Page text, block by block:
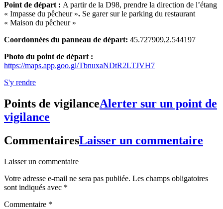
Point de départ : A partir de la D98, prendre la direction de l’étang
« Impasse du pêcheur ». Se garer sur le parking du restaurant
« Maison du pêcheur »
Coordonnées du panneau de départ: 45.727909,2.544197
Photo du point de départ :
https://maps.app.goo.gl/TbnuxaNDtR2LTJVH7
S'y rendre
Points de vigilanceAlerter sur un point de
vigilance
CommentairesLaisser un commentaire
Laisser un commentaire
Votre adresse e-mail ne sera pas publiée. Les champs obligatoires
sont indiqués avec *
Commentaire *